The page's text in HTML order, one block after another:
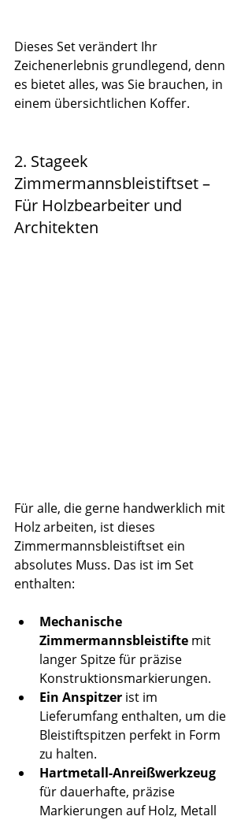
Dieses Set verändert Ihr
Zeichenerlebnis grundlegend, denn
es bietet alles, was Sie brauchen, in
einem übersichtlichen Koffer.
2. Stageek
Zimmermannsbleistiftset –
Für Holzbearbeiter und
Architekten
Für alle, die gerne handwerklich mit
Holz arbeiten, ist dieses
Zimmermannsbleistiftset ein
absolutes Muss. Das ist im Set
enthalten:
Mechanische
Zimmermannsbleistifte mit
langer Spitze für präzise
Konstruktionsmarkierungen.
Ein Anspitzer ist im
Lieferumfang enthalten, um die
Bleistiftspitzen perfekt in Form
zu halten.
Hartmetall-Anreißwerkzeug
für dauerhafte, präzise
Markierungen auf Holz, Metall